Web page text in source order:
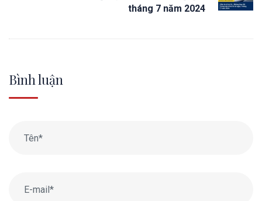
tháng 7 năm 2024
Bình luận